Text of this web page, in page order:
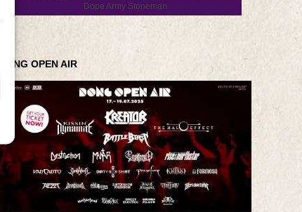
Dope Army Stoneman
DONG OPEN AIR